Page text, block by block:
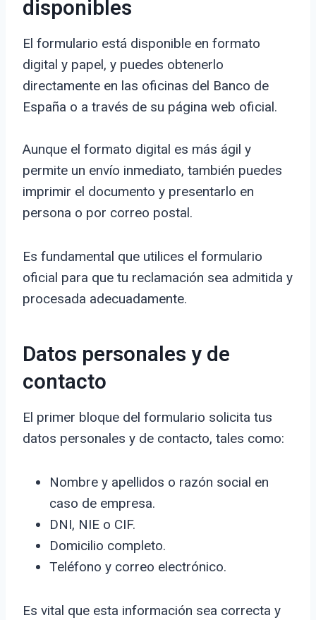
disponibles
El formulario está disponible en formato
digital y papel, y puedes obtenerlo
directamente en las oficinas del Banco de
España o a través de su página web oficial.
Aunque el formato digital es más ágil y
permite un envío inmediato, también puedes
imprimir el documento y presentarlo en
persona o por correo postal.
Es fundamental que utilices el formulario
oficial para que tu reclamación sea admitida y
procesada adecuadamente.
Datos personales y de
contacto
El primer bloque del formulario solicita tus
datos personales y de contacto, tales como:
Nombre y apellidos o razón social en
caso de empresa.
DNI, NIE o CIF.
Domicilio completo.
Teléfono y correo electrónico.
Es vital que esta información sea correcta y